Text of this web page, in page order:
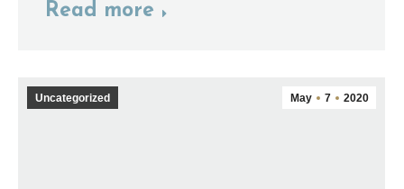
Read more
May 7 2020
Uncategorized